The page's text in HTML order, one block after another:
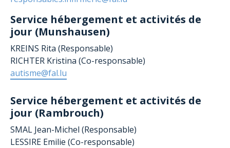
Service hébergement et activités de
jour (Munshausen)
KREINS Rita (Responsable)
RICHTER Kristina (Co-responsable)
autisme@fal.lu
Service hébergement et activités de
jour (Rambrouch)
SMAL Jean-Michel (Responsable)
LESSIRE Emilie (Co-responsable)